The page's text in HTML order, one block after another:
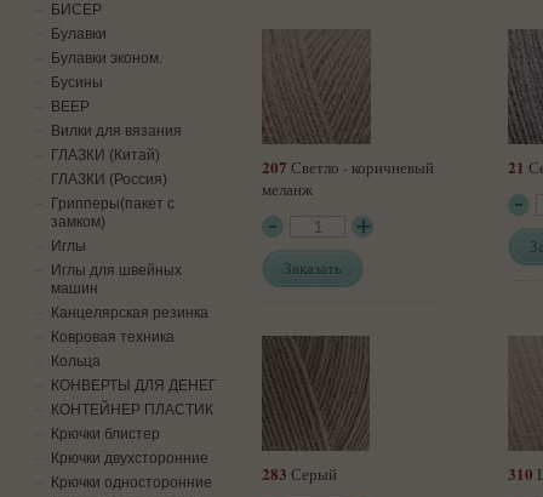
207 Светло - коричневый
меланж
Заказать
21
283 Серый 310
БИСЕР
Булавки
Булавки эконом.
Бусины
ВЕЕР
Вилки для вязания
ГЛАЗКИ (Китай)
ГЛАЗКИ (Россия)
Грипперы(пакет с
замком)
Иглы
Иглы для швейных
машин
Канцелярская резинка
Ковровая техника
Кольца
КОНВЕРТЫ ДЛЯ ДЕНЕГ
КОНТЕЙНЕР ПЛАСТИК
Крючки блистер
Крючки двухсторонние
Крючки односторонние